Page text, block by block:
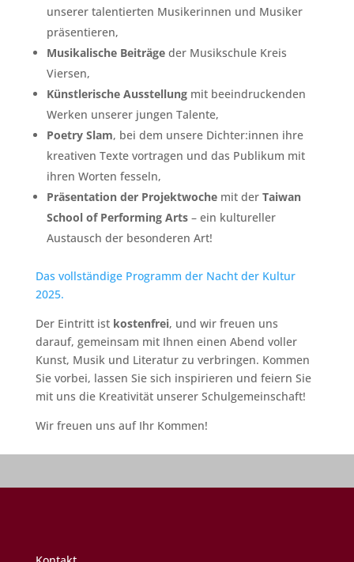
unserer talentierten Musikerinnen und Musiker
präsentieren,
Musikalische Beiträge der Musikschule Kreis
Viersen,
Künstlerische Ausstellungmit beeindruckenden
Werken unserer jungen Talente,
Poetry Slam, bei dem unsere Dichter:innen ihre
kreativen Texte vortragen und das Publikum mit
ihren Worten fesseln,
Präsentation der Projektwochemit der Taiwan
School of Performing Arts– ein kultureller
Austausch der besonderen Art!
Das vollständige Programm der Nacht der Kultur
2025.
Der Eintritt ist kostenfrei, und wir freuen uns
darauf, gemeinsam mit Ihnen einen Abend voller
Kunst, Musik und Literatur zu verbringen. Kommen
Sie vorbei, lassen Sie sich inspirieren und feiern Sie
mit uns die Kreativität unserer Schulgemeinschaft!
Wir freuen uns auf Ihr Kommen!